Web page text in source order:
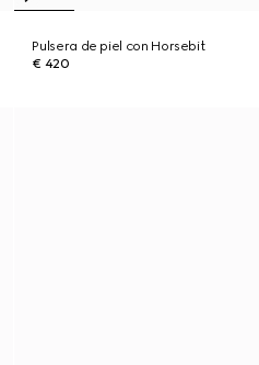
Pulsera de piel con Horsebit
€ 420